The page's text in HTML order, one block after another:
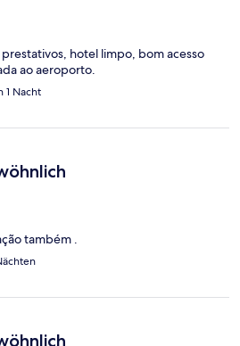
hotel limpo, bom acesso
ao aeroporto.
1 Nacht
também .